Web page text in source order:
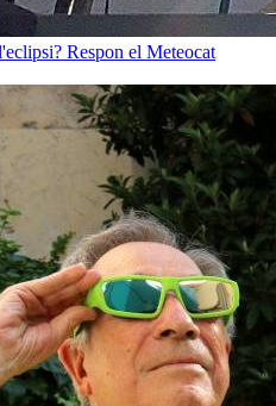
Respon el Meteocat